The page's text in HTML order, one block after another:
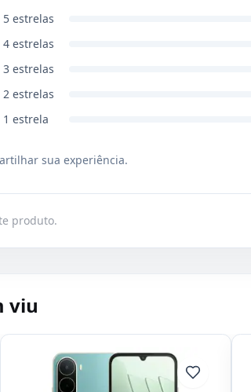
5 estrelas
4 estrelas
3 estrelas
2 estrelas
1 estrela
sua experiência.
produto.
viu